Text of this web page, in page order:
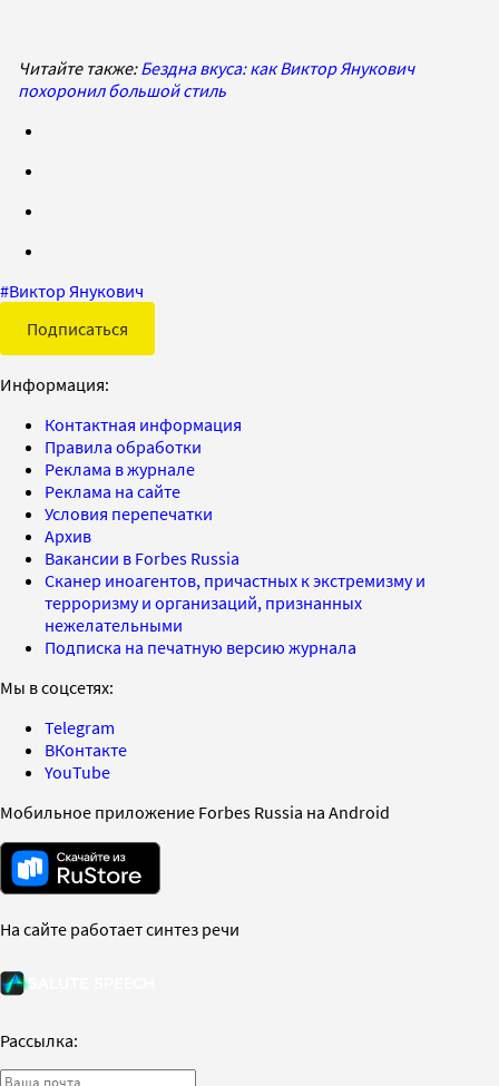
Читайте также:Бездна вкуса: как Виктор Янукович
похоронил большой стиль
#Виктор Янукович
Подписаться
Информация:
Контактная информация
Правила обработки
Реклама в журнале
Реклама на сайте
Условия перепечатки
Архив
Вакансии в Forbes Russia
Сканер иноагентов, причастных к экстремизму и
терроризму и организаций, признанных
нежелательными
Подписка на печатную версию журнала
Мы в соцсетях:
Telegram
ВКонтакте
YouTube
Мобильное приложение Forbes Russia на Android
На сайте работает синтез речи
Рассылка: